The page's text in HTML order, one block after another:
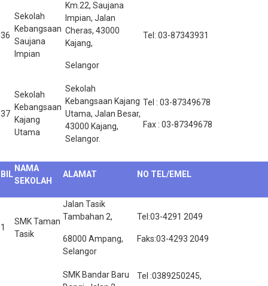
36
Sekolah
Kebangsaan
Saujana
Impian
Km.22, Saujana
Impian, Jalan
Cheras, 43000
Kajang,
Selangor
Tel: 03-87343931
37
Sekolah
Kebangsaan
Kajang
Utama
Sekolah
Kebangsaan Kajang
Utama, Jalan Besar,
43000 Kajang,
Selangor.
Tel : 03-87349678
Fax : 03-87349678
BIL
NAMA
SEKOLAH
ALAMAT NO TEL/EMEL
1
SMK Taman
Tasik
Jalan Tasik
Tambahan 2,
68000 Ampang,
Selangor
Tel:03-4291 2049
Faks:03-4293 2049
SMK Bandar Baru
Tel :0389250245,